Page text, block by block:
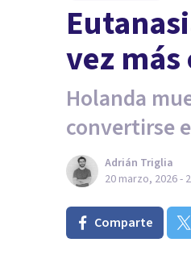
vez
Holanda
convertirse
Adrián Triglia
20 marzo, 2026 -
Comparte